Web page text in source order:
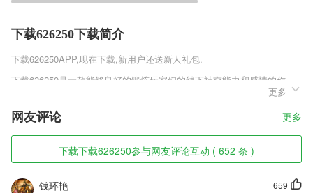
下载626250下载简介
下载626250APP,现在下载,新用户还送新人礼包.
下载626250是一款能够良好的锻炼玩家们的线下社交能力和感情的作
品，玩家们在游戏之中要不断的保持理性去面对各种问题，但是这样一款
非常大众随意的游戏却经常面领着提问和各种冒险内容不够有乐趣的窘
急，这时候就需要这样一款单机作品来为玩家们提供免费的随机抽取题
库!
下载626250软件特色
1,【轨迹查询】
更多
网友评论 更多
下载下载626250参与网友评论互动 ( 652 条 )
659
钱环艳